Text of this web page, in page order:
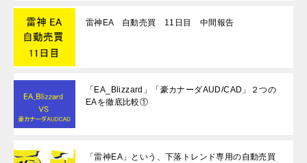
雷神EA 自動売買 11日目 中間報告
「EA_Blizzard」「豪カナーダAUD/CAD」２つの
EAを徹底比較①
「雷神EA」という、下落トレンド専用の自動売買